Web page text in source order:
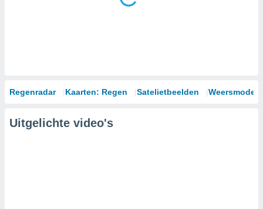
Regenradar Kaarten: Regen Satelietbeelden
Uitgelichte video's